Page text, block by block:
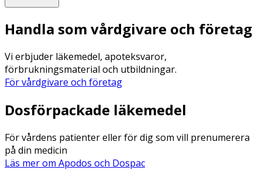
Handla som vårdgivare och företag
Vi erbjuder läkemedel, apoteksvaror,
förbrukningsmaterial och utbildningar.
För vårdgivare och företag
Dosförpackade läkemedel
För vårdens patienter eller för dig som vill prenumerera
på din medicin
Läs mer om Apodos och Dospac